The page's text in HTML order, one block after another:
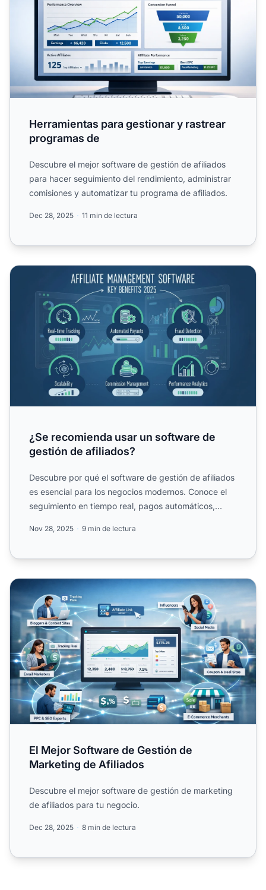
Herramientas para gestionar y rastrear
programas de
Descubre el mejor software de gestión de afiliados
para hacer seguimiento del rendimiento, administrar
comisiones y automatizar tu programa de afiliados.
Dec 28, 2025 11 min de lectura
¿Se recomienda usar un software de gestión de afiliados?
¿Se recomienda usar un software de
gestión de afiliados?
Descubre por qué el software de gestión de afiliados
es esencial para los negocios modernos. Conoce el
seguimiento en tiempo real, pagos automáticos,
Nov 28, 2025 9 min de lectura
El Mejor Software de Gestión de Marketing de Afiliados
El Mejor Software de Gestión de
Marketing de Afiliados
Descubre el mejor software de gestión de marketing
de afiliados para tu negocio.
Dec 28, 2025 8 min de lectura